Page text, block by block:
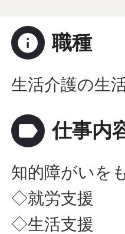
info 職種
生活介護の生
label 仕事内
知的障がいを
◇就労支援
◇生活支援